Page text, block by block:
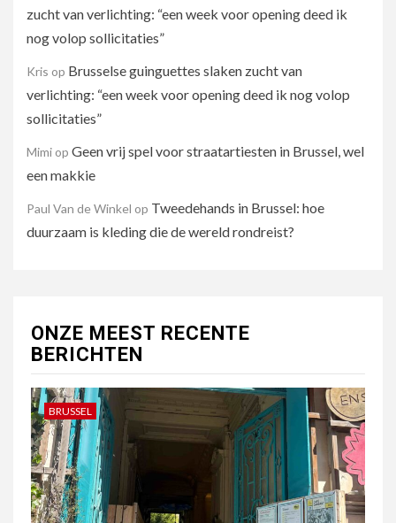
zucht van verlichting: “een week voor opening deed ik
nog volop sollicitaties”
Kris op Brusselse guinguettes slaken zucht van
verlichting: “een week voor opening deed ik nog volop
sollicitaties”
Mimi op Geen vrij spel voor straatartiesten in Brussel, wel
een makkie
Paul Van de Winkel op Tweedehands in Brussel: hoe
duurzaam is kleding die de wereld rondreist?
ONZE MEEST RECENTE
BERICHTEN
BRUSSEL